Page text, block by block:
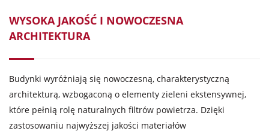
WYSOKA JAKOŚĆ I NOWOCZESNA
ARCHITEKTURA
Budynki wyróżniają się nowoczesną, charakterystyczną
architekturą, wzbogaconą o elementy zieleni ekstensywnej,
które pełnią rolę naturalnych filtrów powietrza. Dzięki
zastosowaniu najwyższej jakości materiałów